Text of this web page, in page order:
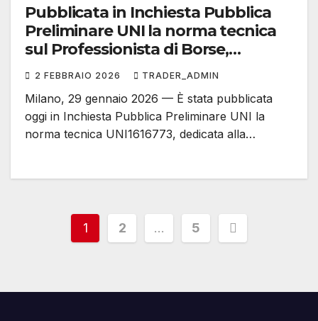
Pubblicata in Inchiesta Pubblica
Preliminare UNI la norma tecnica
sul Professionista di Borse,
Negoziazione e Titoli
2 FEBBRAIO 2026 TRADER_ADMIN
Milano, 29 gennaio 2026 — È stata pubblicata
oggi in Inchiesta Pubblica Preliminare UNI la
norma tecnica UNI1616773, dedicata alla…
Paginazione
articoli
1 2 … 5